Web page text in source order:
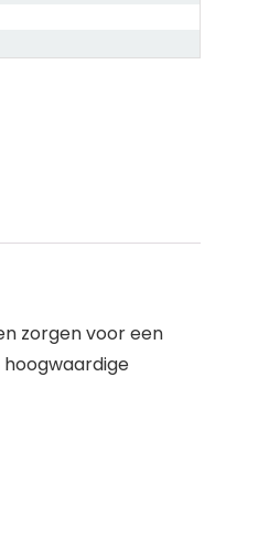
zorgen voor een